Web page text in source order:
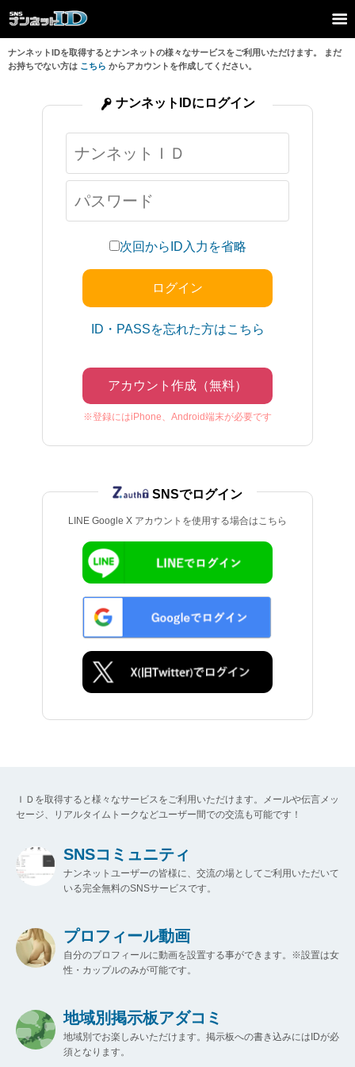
ナンネットIDを取得するとナンネットの様々なサービスをご利用いただけます。 まだ
お持ちでない方は こちら からアカウントを作成してください。
次回からID入力を省略
ID・PASSを忘れた方はこちら
アカウント作成（無料）
※登録にはiPhone、Android端末が必要です
ナンネットIDにログイン
LINE Google X アカウントを使用する場合はこちら
SNSでログイン
ＩＤを取得すると様々なサービスをご利用いただけます。メールや伝言メッ
セージ、リアルタイムトークなどユーザー間での交流も可能です！
SNSコミュニティ
ナンネットユーザーの皆様に、交流の場としてご利用いただいて
いる完全無料のSNSサービスです。
プロフィール動画
自分のプロフィールに動画を設置する事ができます。※設置は女
性・カップルのみが可能です。
地域別掲示板アダコミ
地域別でお楽しみいただけます。掲示板への書き込みにはIDが必
須となります。